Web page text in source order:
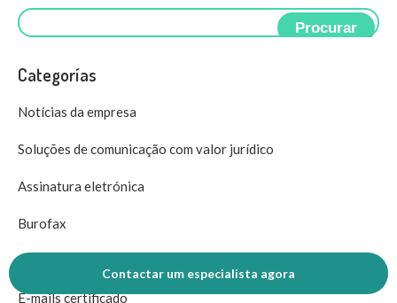
Procurar
Categorías
Notícias da empresa
Soluções de comunicação com valor jurídico
Assinatura eletrónica
Burofax
Soluções de comunicação omnicanal
E-mails certificado
Contactar um especialista agora